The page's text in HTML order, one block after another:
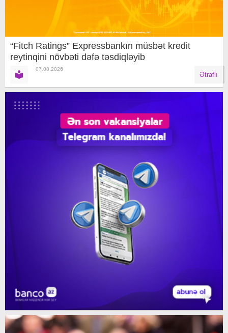
“Fitch Ratings” Expressbankın müsbət kredit
reytinqini növbəti dəfə təsdiqləyib
07.08.2026
Ətraflı